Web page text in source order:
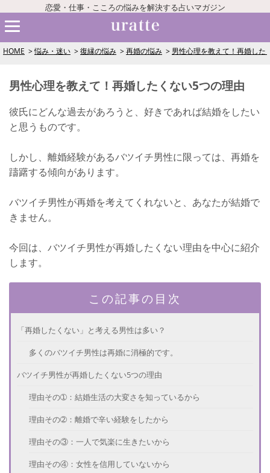
恋愛・仕事・こころの悩みを解決する占いマガジン
HOME 悩み・迷い 復縁の悩み 再婚の悩み 男性心理を教えて！再婚した
男性心理を教えて！再婚したくない5つの理由
彼氏にどんな過去があろうと、好きであれば結婚をしたい
と思うものです。
しかし、離婚経験があるバツイチ男性に限っては、再婚を
躊躇する傾向があります。
バツイチ男性が再婚を考えてくれないと、あなたが結婚で
きません。
今回は、バツイチ男性が再婚したくない理由を中心に紹介
します。
この記事の目次
「再婚したくない」と考える男性は多い？
多くのバツイチ男性は再婚に消極的です。
バツイチ男性が再婚したくない5つの理由
理由その➀：結婚生活の大変さを知っているから
理由その➁：離婚で辛い経験をしたから
理由その③：一人で気楽に生きたいから
理由その④：女性を信用していないから